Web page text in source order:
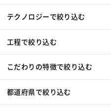
テクノロジーで絞り込む
工程で絞り込む
こだわりの特徴で絞り込む
都道府県で絞り込む